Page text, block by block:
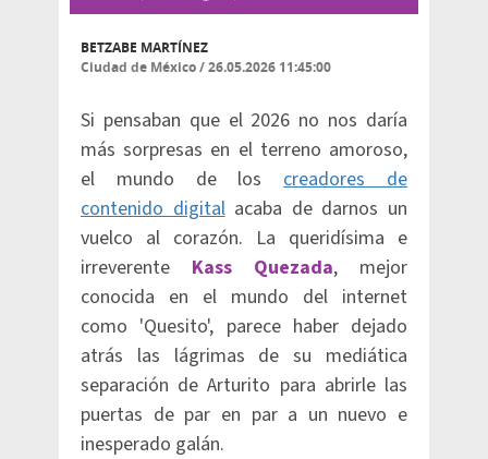
BETZABE MARTÍNEZ
Ciudad de México/26.05.2026 11:45:00
Si pensaban que el 2026 no nos daría
más sorpresas en el terreno amoroso,
el mundo de loscreadores de
contenido digitalacaba de darnos un
vuelco al corazón. La queridísima e
irreverente Kass Quezada, mejor
conocida en el mundo del internet
como 'Quesito', parece haber dejado
atrás las lágrimas de su mediática
separación de Arturito para abrirle las
puertas de par en par a un nuevo e
inesperado galán.